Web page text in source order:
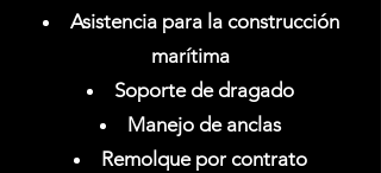
Asistencia para la construcción
marítima
Soporte de dragado
Manejo de anclas
Remolque por contrato